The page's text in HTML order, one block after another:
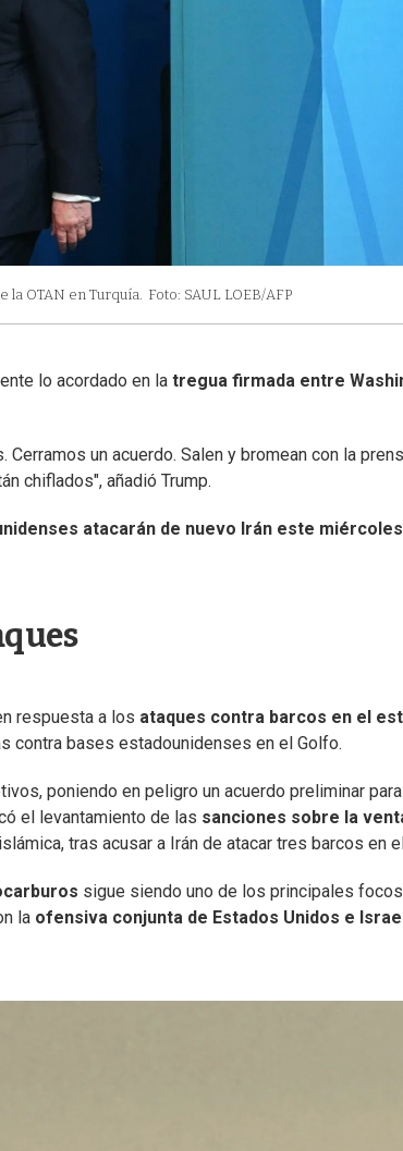
la OTAN en Turquía. Foto: SAUL LOEB/AFP
lo acordado en la tregua firmada entre
un acuerdo. Salen y bromean con la
chiflados", añadió Trump.
atacarán de nuevo Irán este miércoles
respuesta a los ataques contra barcos en el
contra bases estadounidenses en el Golfo.
poniendo en peligro un acuerdo preliminar
el levantamiento de las sanciones sobre la
tras acusar a Irán de atacar tres barcos en
sigue siendo uno de los principales
la ofensiva conjunta de Estados Unidos e